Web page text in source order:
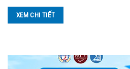
XEM CHI TIẾT